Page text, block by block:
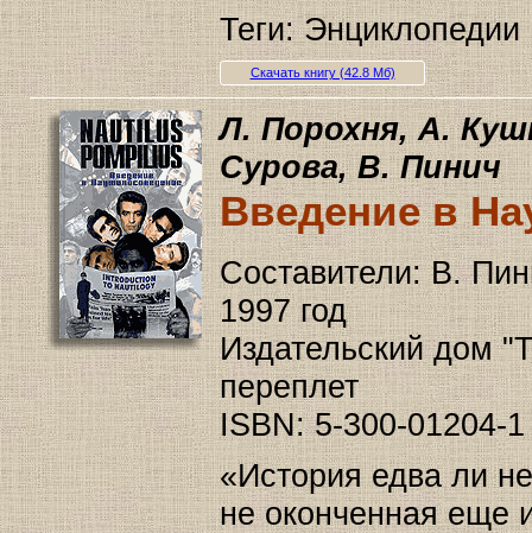
Теги: Энциклопедии
Скачать книгу (42.8 Мб)
Л. Порохня, А.
Сурова, В. Пинич
Введение в
Составители: В.
1997 год
Издательский дом
переплет
ISBN: 5-300-01204-1
«История едва ли
не оконченная еще